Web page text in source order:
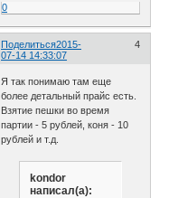
0
Поделиться 4
2015-
07-14 14:33:07
Я так понимаю там еще
более детальный прайс есть.
Взятие пешки во время
партии - 5 рублей, коня - 10
рублей и т.д.
kondor
написал(а):